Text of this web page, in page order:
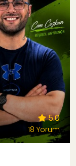
5.0
18 Yorum